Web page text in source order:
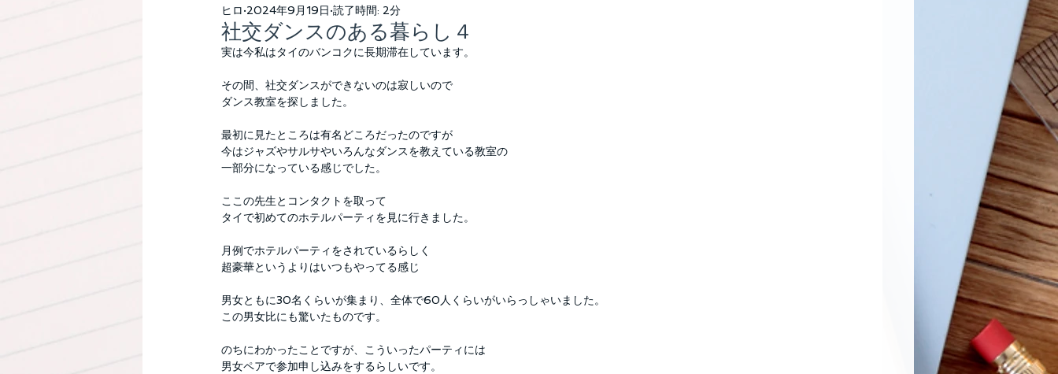
今すぐ始める コミュニティ 非常事態オンラインレッスン
社交ダンスのある暮らし４
ヒロ 2024年9月19日 読了時間: 2分
実は今私はタイのバンコクに長期滞在しています。
その間、社交ダンスができないのは寂しいので
ダンス教室を探しました。
最初に見たところは有名どころだったのですが
今はジャズやサルサやいろんなダンスを教えている教室の
一部分になっている感じでした。
ここの先生とコンタクトを取って
タイで初めてのホテルパーティを見に行きました。
月例でホテルパーティをされているらしく
超豪華というよりはいつもやってる感じ
男女ともに30名くらいが集まり、全体で60人くらいがいらっしゃいました。
この男女比にも驚いたものです。
のちにわかったことですが、こういったパーティには
男女ペアで参加申し込みをするらしいです。